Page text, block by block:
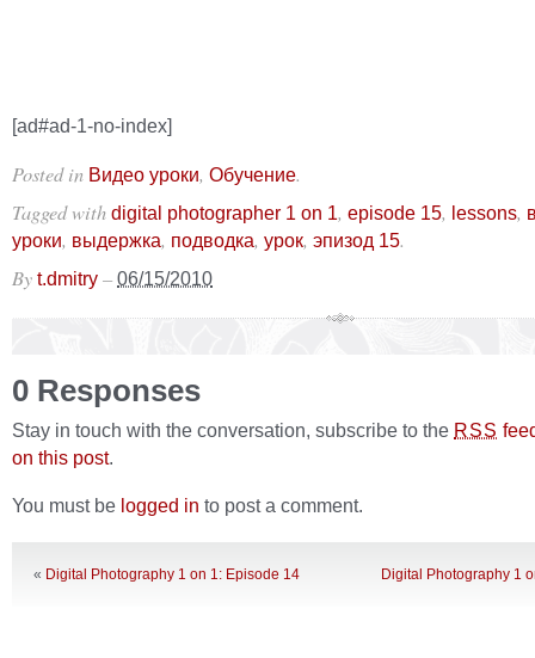
[ad#ad-1-no-index]
Posted in Видео уроки, Обучение.
Tagged with digital photographer 1 on 1, episode 15, lessons,
уроки, выдержка, подводка, урок, эпизод 15.
By t.dmitry – 06/15/2010
0 Responses
Stay in touch with the conversation, subscribe to the RSS
on this post.
You must be logged in to post a comment.
« Digital Photography 1 on 1: Episode 14 Digital Photography 1